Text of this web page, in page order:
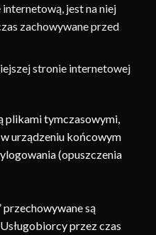
jest na niej
zachowywane przed
stronie internetowej
plikami tymczasowymi,
urządzeniu końcowym
(opuszczenia
przechowywane są
przez czas